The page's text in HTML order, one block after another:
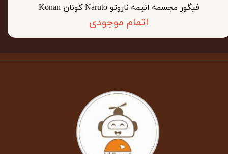
فیگور مجسمه انیمه ناروتو Naruto کونان Konan
اتمام موجودی